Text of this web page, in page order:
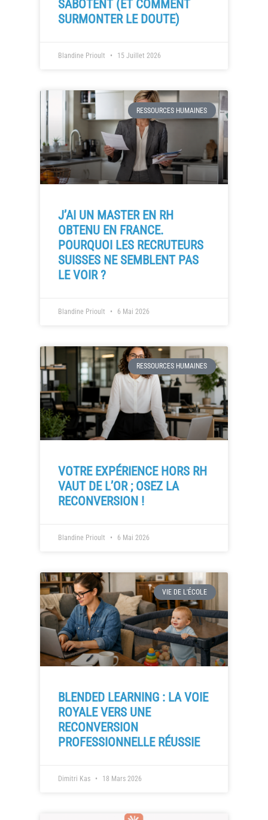
SABOTENT (ET COMMENT
SURMONTER LE DOUTE)
Blandine Prioult 15 Juillet 2026
RESSOURCES HUMAINES
J’AI UN MASTER EN RH
OBTENU EN FRANCE.
POURQUOI LES RECRUTEURS
SUISSES NE SEMBLENT PAS
LE VOIR ?
Blandine Prioult 6 Mai 2026
RESSOURCES HUMAINES
VOTRE EXPÉRIENCE HORS RH
VAUT DE L’OR ; OSEZ LA
RECONVERSION !
Blandine Prioult 6 Mai 2026
VIE DE L'ÉCOLE
BLENDED LEARNING : LA VOIE
ROYALE VERS UNE
RECONVERSION
PROFESSIONNELLE RÉUSSIE
Dimitri Kas 18 Mars 2026